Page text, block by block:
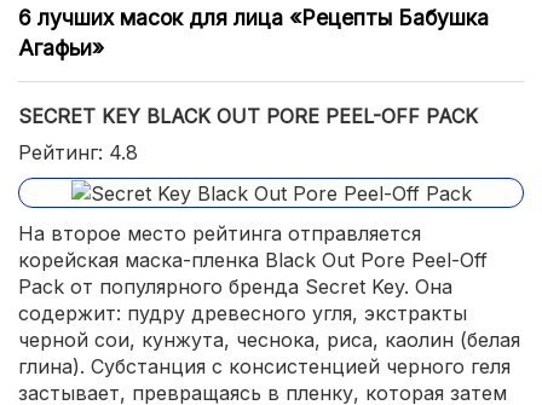
6 лучших масок для лица «Рецепты Бабушка
Агафьи»
SECRET KEY BLACK OUT PORE PEEL-OFF PACK
Рейтинг: 4.8
На второе место рейтинга отправляется
корейская маска-пленка Black Out Pore Peel-Off
Pack от популярного бренда Secret Key. Она
содержит: пудру древесного угля, экстракты
черной сои, кунжута, чеснока, риса, каолин (белая
глина). Субстанция с консистенцией черного геля
застывает, превращаясь в пленку, которая затем